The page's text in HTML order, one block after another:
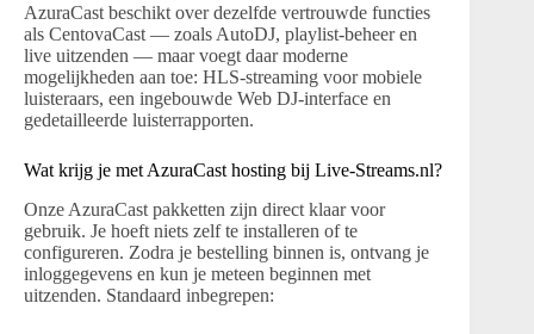
AzuraCast beschikt over dezelfde vertrouwde functies
als CentovaCast — zoals AutoDJ, playlist-beheer en
live uitzenden — maar voegt daar moderne
mogelijkheden aan toe: HLS-streaming voor mobiele
luisteraars, een ingebouwde Web DJ-interface en
gedetailleerde luisterrapporten.
Wat krijg je met AzuraCast hosting bij Live-Streams.nl?
Onze AzuraCast pakketten zijn direct klaar voor
gebruik. Je hoeft niets zelf te installeren of te
configureren. Zodra je bestelling binnen is, ontvang je
inloggegevens en kun je meteen beginnen met
uitzenden. Standaard inbegrepen: